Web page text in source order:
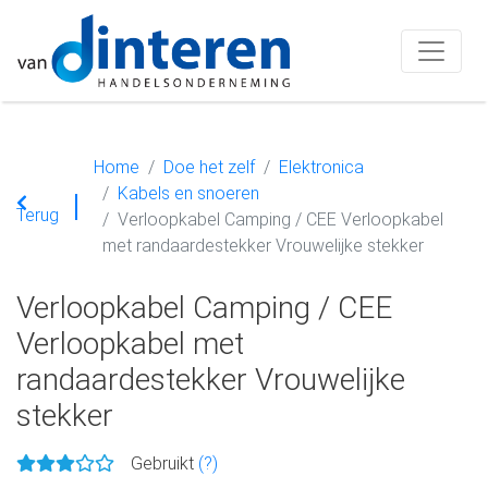
Terug
Home Doe het zelf
Elektronica
Kabels en snoeren
Verloopkabel Camping / CEE Verloopkabel
met randaardestekker Vrouwelijke stekker
Verloopkabel Camping / CEE
Verloopkabel met
randaardestekker Vrouwelijke
stekker
Gebruikt (?)